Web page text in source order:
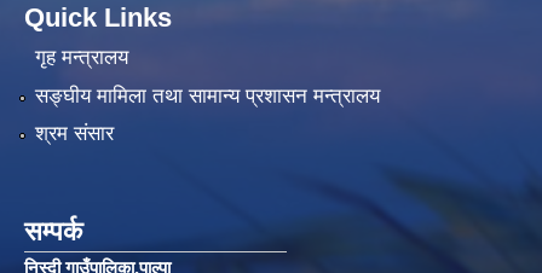
Quick Links
गृह मन्त्रालय
सङ्‍घीय मामिला तथा सामान्य प्रशासन मन्त्रालय
श्रम संसार
सम्पर्क
निस्दी गाउँपालिका‚पाल्पा